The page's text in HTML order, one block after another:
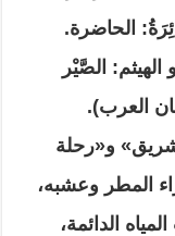
الحاضرة.
الصَّيْر
العرب).
تشريق» و«رحلة
المطر وعشبه،
الدائمة،